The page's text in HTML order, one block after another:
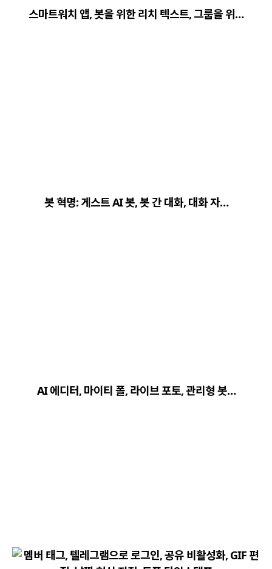
스마트워치 앱, 봇을 위한 리치 텍스트, 그룹을 위…
봇 혁명: 게스트 AI 봇, 봇 간 대화, 대화 자…
AI 에디터, 마이티 폴, 라이브 포토, 관리형 봇…